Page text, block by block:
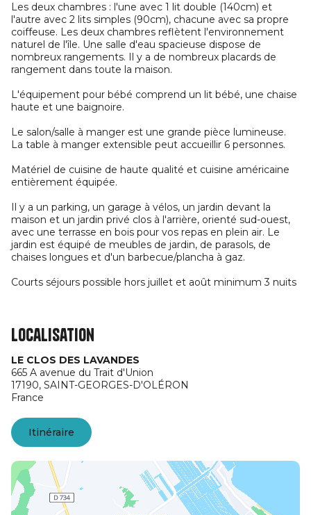
Les deux chambres : l'une avec 1 lit double (140cm) et
l'autre avec 2 lits simples (90cm), chacune avec sa propre
coiffeuse. Les deux chambres reflètent l'environnement
naturel de l'île. Une salle d'eau spacieuse dispose de
nombreux rangements. Il y a de nombreux placards de
rangement dans toute la maison.
L'équipement pour bébé comprend un lit bébé, une chaise
haute et une baignoire.
Le salon/salle à manger est une grande pièce lumineuse.
La table à manger extensible peut accueillir 6 personnes.
Matériel de cuisine de haute qualité et cuisine américaine
entièrement équipée.
Il y a un parking, un garage à vélos, un jardin devant la
maison et un jardin privé clos à l'arrière, orienté sud-ouest,
avec une terrasse en bois pour vos repas en plein air. Le
jardin est équipé de meubles de jardin, de parasols, de
chaises longues et d'un barbecue/plancha à gaz.
Courts séjours possible hors juillet et août minimum 3 nuits
Localisation
LE CLOS DES LAVANDES
665 A avenue du Trait d'Union
17190, SAINT-GEORGES-D'OLÉRON
France
Itinéraire